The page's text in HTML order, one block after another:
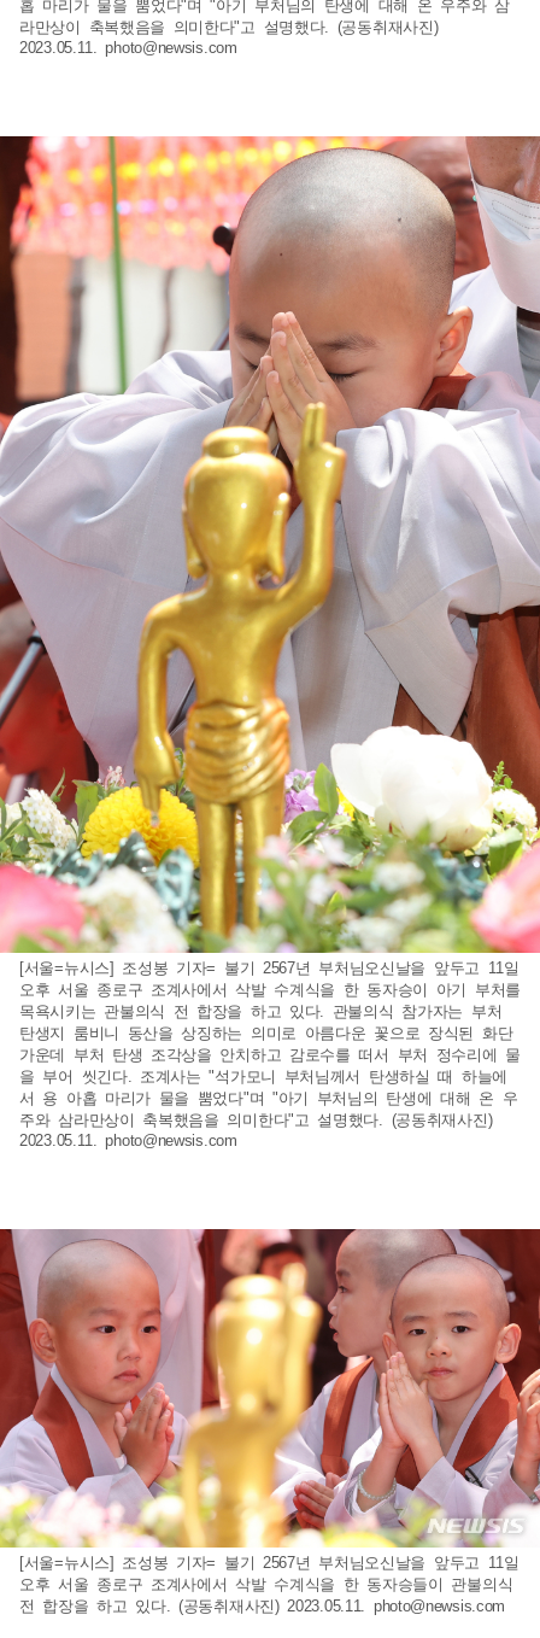
홉 마리가 물을 뿜었다"며 "아기 부처님의 탄생에 대해 온 우주와 삼
라만상이 축복했음을 의미한다"고 설명했다. (공동취재사진)
2023.05.11.photo@newsis.com
[서울=뉴시스] 조성봉 기자= 불기 2567년 부처님오신날을 앞두고 11일
오후 서울 종로구 조계사에서 삭발 수계식을 한 동자승이 아기 부처를
목욕시키는 관불의식 전 합장을 하고 있다. 관불의식 참가자는 부처
탄생지 룸비니 동산을 상징하는 의미로 아름다운 꽃으로 장식된 화단
가운데 부처 탄생 조각상을 안치하고 감로수를 떠서 부처 정수리에 물
을 부어 씻긴다. 조계사는 "석가모니 부처님께서 탄생하실 때 하늘에
서 용 아홉 마리가 물을 뿜었다"며 "아기 부처님의 탄생에 대해 온 우
주와 삼라만상이 축복했음을 의미한다"고 설명했다. (공동취재사진)
2023.05.11.photo@newsis.com
[서울=뉴시스] 조성봉 기자= 불기 2567년 부처님오신날을 앞두고 11일
오후 서울 종로구 조계사에서 삭발 수계식을 한 동자승들이 관불의식
전 합장을 하고 있다. (공동취재사진) 2023.05.11. photo@newsis.com